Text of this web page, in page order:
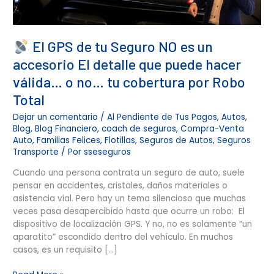
El GPS de tu Seguro NO es un
accesorio El detalle que puede hacer
válida… o no… tu cobertura por Robo
Total
Dejar un comentario /Al Pendiente de Tus Pagos,Autos,
Blog,Blog Financiero,coach de seguros,Compra-Venta
Auto,Familias Felices,Flotillas,Seguros de Autos,Seguros
Transporte / Porsseseguros
Cuando una persona contrata un seguro de auto, suele
pensar en accidentes, cristales, daños materiales o
asistencia vial. Pero hay un tema silencioso que muchas
veces pasa desapercibido hasta que ocurre un robo: El
dispositivo de localización GPS. Y no, no es solamente “un
aparatito” escondido dentro del vehículo. En muchos
casos, es un requisito […]
detalle
que
hacer
válida…
o
no…
tu
cobertura
por
Robo
Total